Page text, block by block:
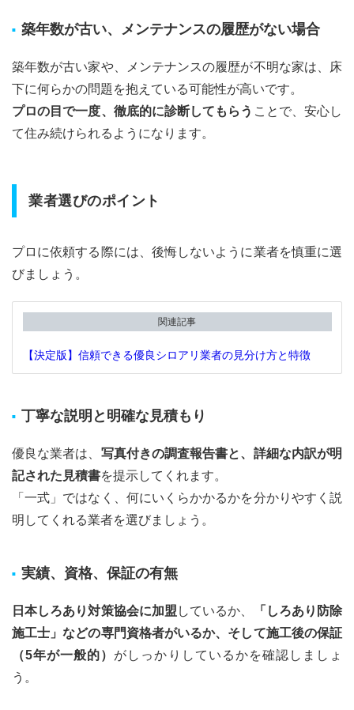
築年数が古い、メンテナンスの履歴がない場合
築年数が古い家や、メンテナンスの履歴が不明な家は、床
下に何らかの問題を抱えている可能性が高いです。
プロの目で一度、徹底的に診断してもらう ことで、安心し
て住み続けられるようになります。
業者選びのポイント
プロに依頼する際には、後悔しないように業者を慎重に選
びましょう。
関連記事
【決定版】信頼できる優良シロアリ業者の見分け方と特徴
丁寧な説明と明確な見積もり
優良な業者は、 写真付きの調査報告書と、詳細な内訳が明
記された見積書を提示してくれます。
「一式」ではなく、何にいくらかかるかを分かりやすく説
明してくれる業者を選びましょう。
実績、資格、保証の有無
日本しろあり対策協会に加盟 しているか、
「しろあり防除
施工士」などの専門資格者がいるか、そして施工後の保証
（5年が一般的） がしっかりしているかを確認しましょ
う。